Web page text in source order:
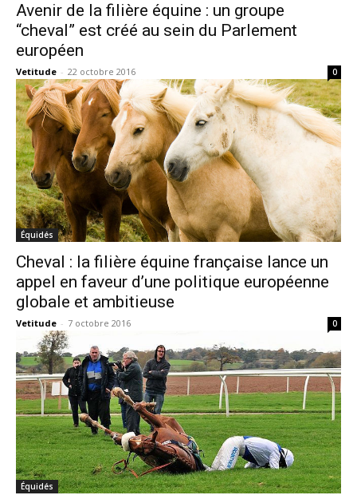
Avenir de la filière équine : un groupe
“cheval” est créé au sein du Parlement
européen
Vetitude - 22 octobre 2016 0
Équidés
Cheval : la filière équine française lance un
appel en faveur d’une politique européenne
globale et ambitieuse
Vetitude - 7 octobre 2016 0
Équidés